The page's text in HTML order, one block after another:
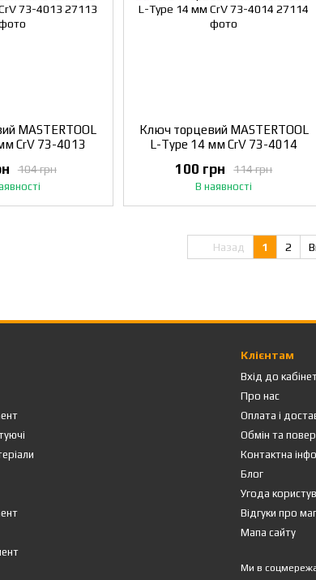
MASTERTOOL
CrV 73-4013
104 грн
Ключ торцевий MASTERTOOL
L-Type 14 мм CrV 73-4014
114 грн
100 грн
В наявності
Назад 1 2
Клієнтам
Вхід до
Про нас
Оплата і
Обмін та
Контактна
Блог
Угода
Відгуки про
Мапа сайту
Ми в